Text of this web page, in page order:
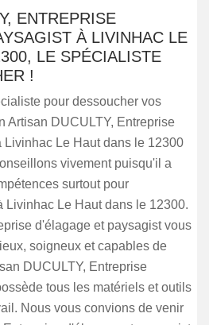
ENTREPRISE
À LIVINHAC LE
LE SPÉCIALISTE
!
pour dessoucher vos
Artisan DUCULTY, Entreprise
Le Haut dans le 12300
vivement puisqu'il a
surtout pour
Livinhac Le Haut dans le 12300.
d'élagage et paysagist vous
soigneux et capables de
DUCULTY, Entreprise
tous les matériels et outils
Nous vous convions de venir